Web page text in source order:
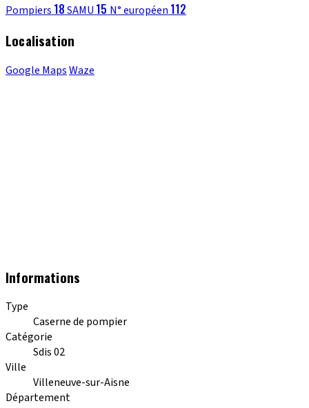
Pompiers 18SAMU 15 N° européen 112
Localisation
Google MapsWaze
Informations
Type
Caserne de pompier
Catégorie
Sdis 02
Ville
Villeneuve-sur-Aisne
Département